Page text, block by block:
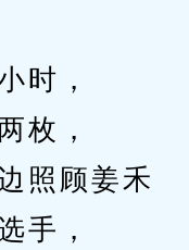
，
，
照顾姜禾
手，